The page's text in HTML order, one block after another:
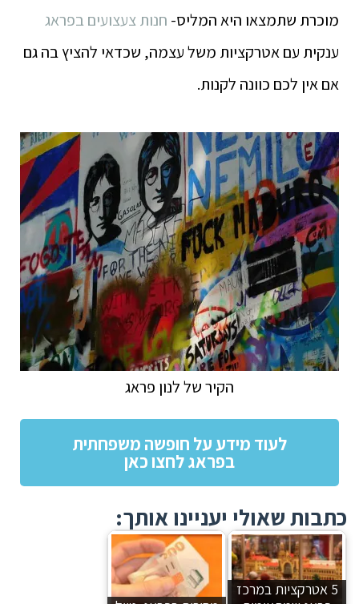
מוכרת שתמצאו היא המליס- חנות צעצועים בפראג
ענקית עם אטרקציות משל עצמה, שכדאי להציץ בה גם
אם אין לכם כוונה לקנות.
הקיר של לנון פראג
לעוד מידע על חופשה משפחתית
בפראג לחצו כאן
כתבות שאולי יעניינו אותך:
5 אטרקציות במרכז